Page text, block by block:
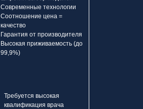
Современные технологии
Соотношение цена =
качество
Гарантия от производителя
Высокая приживаемость (до
99,9%)
Требуется высокая
квалификация врача